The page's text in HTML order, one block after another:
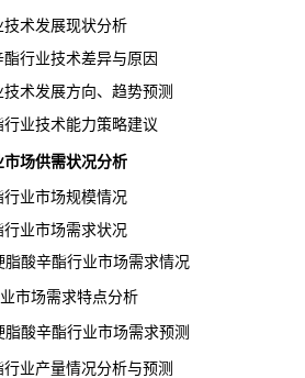
术发展现状分析
行业技术差异与原因
术发展方向、趋势预测
业技术能力策略建议
场供需状况分析
业市场规模情况
业市场需求状况
辛酯行业市场需求情况
场需求特点分析
辛酯行业市场需求预测
业产量情况分析与预测